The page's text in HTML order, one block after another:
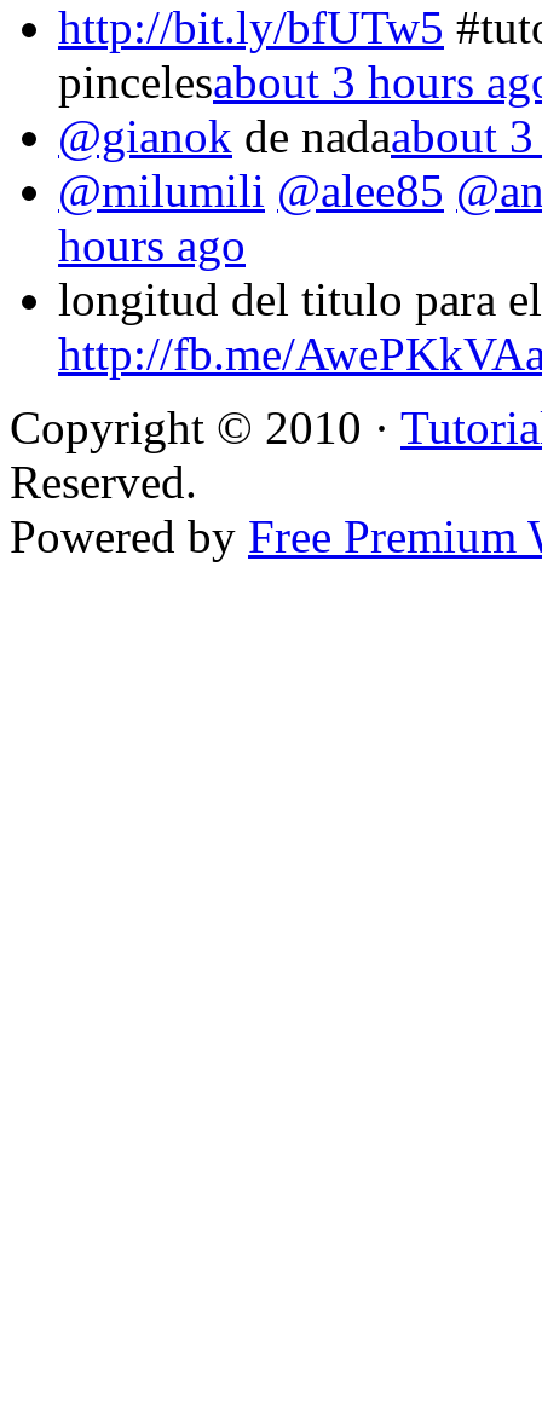
http://bit.ly/bfUTw5
pincelesabout 3 hours
@gianok de nadaabout
@milumili @alee85
hours ago
longitud del titulo para
http://fb.me/AwePKkVA
Copyright © 2010 ·
Reserved.
Powered by Free Premium